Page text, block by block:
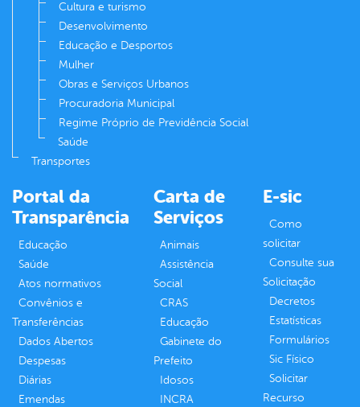
Cultura e turismo
Desenvolvimento
Educação e Desportos
Mulher
Obras e Serviços Urbanos
Procuradoria Municipal
Regime Próprio de Previdência Social
Saúde
Transportes
Portal da
Transparência
Educação
Saúde
Atos normativos
Convênios e
Transferências
Dados Abertos
Despesas
Diárias
Emendas
Carta de
Serviços
Animais
Assistência
Social
CRAS
Educação
Gabinete do
Prefeito
Idosos
INCRA
E-sic
Como
solicitar
Consulte sua
Solicitação
Decretos
Estatísticas
Formulários
Sic Físico
Solicitar
Recurso